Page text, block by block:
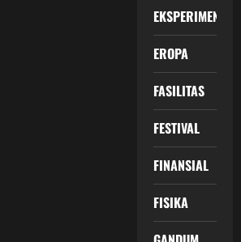
EKSPERIMEN
EROPA
FASILITAS
FESTIVAL
FINANSIAL
FISIKA